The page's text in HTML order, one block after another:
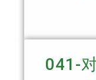
041-